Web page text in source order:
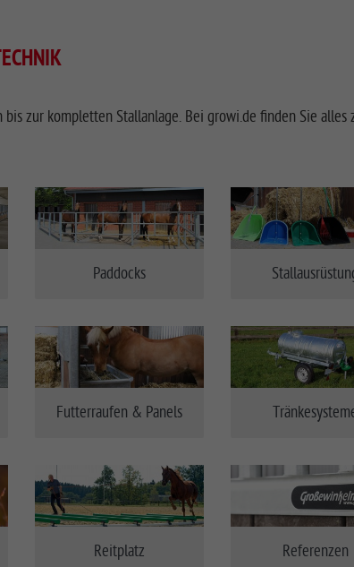
bis zur kompletten Stallanlage. Bei growi.de finden Sie
Paddocks
Futterraufen & Panels
Reitplatz Referenzen